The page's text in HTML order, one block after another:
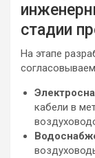
стадии
На этапе
кабели в